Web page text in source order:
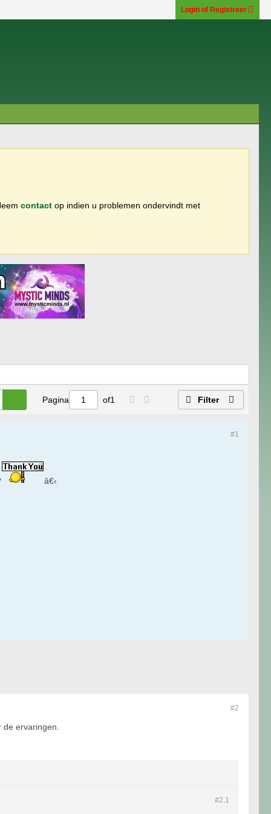
Login of Registreer
contact op indien u problemen ondervindt met
Pagina of1 Filter
#1
â€‹
#2
ervaringen.
#2. 1